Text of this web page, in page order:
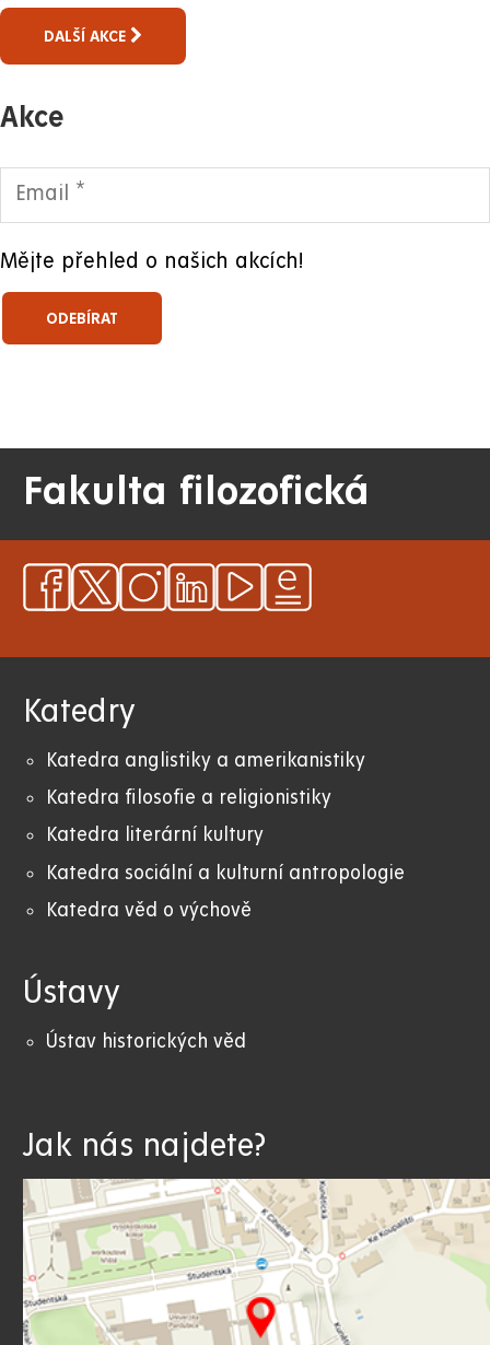
DALŠÍ AKCE
Akce
Mějte přehled o našich akcích!
Fakulta filozofická
Katedry
Katedra anglistiky a amerikanistiky
Katedra filosofie a religionistiky
Katedra literární kultury
Katedra sociální a kulturní antropologie
Katedra věd o výchově
Ústavy
Ústav historických věd
Jak nás najdete?